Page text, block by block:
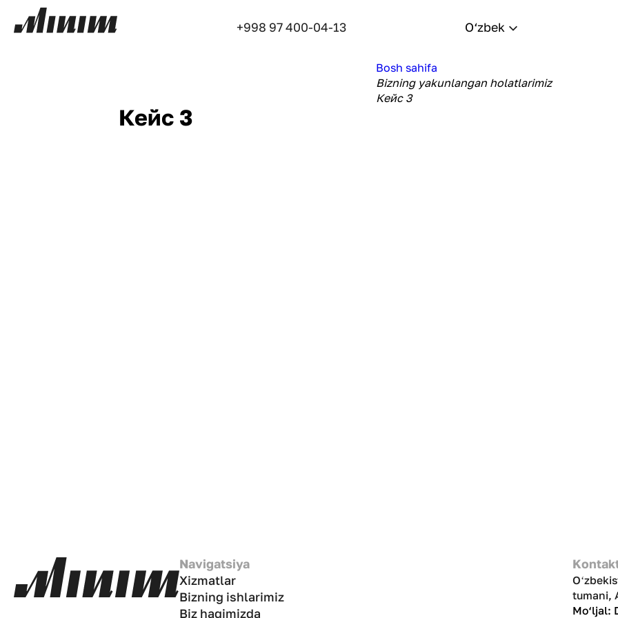
+998 97 400-04-13 O‘zbek
Bosh sahifa
Bizning yakunlangan holatlarimiz
Кейс 3
Кейс 3
Navigatsiya
Xizmatlar
Bizning ishlarimiz
Biz haqimizda
tumani,
Mo‘ljal: